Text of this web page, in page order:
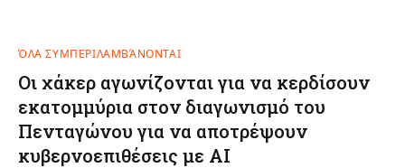
ΌΛΑ ΣΥΜΠΕΡΙΛΑΜΒΆΝΟΝΤΑΙ
Οι χάκερ αγωνίζονται για να κερδίσουν
εκατομμύρια στον διαγωνισμό του
Πενταγώνου για να αποτρέψουν
κυβερνοεπιθέσεις με AI